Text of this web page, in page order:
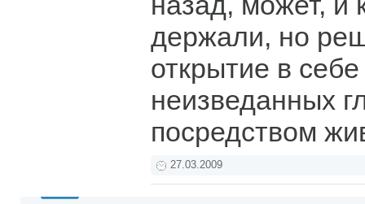
держали, но
открытие в
неизведанных
посредством
27.03.2009